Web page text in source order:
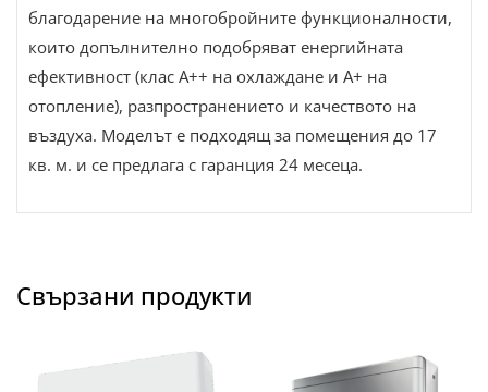
благодарение на многобройните функционалности,
които допълнително подобряват енергийната
ефективност (клас A++ на охлаждане и A+ на
отопление), разпространението и качеството на
въздуха. Моделът е подходящ за помещения до 17
кв. м. и се предлага с гаранция 24 месеца.
Свързани продукти